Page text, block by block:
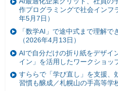
作プログラミングで社会インフ
年5月7日）
「数学AI」で途中式まで理解
（2026年4月13日）
AIで自分だけの折り紙をデザイ
イン」を活用したワークショッ
すららで「学び直し」を支援、
習慣も醸成／札幌山の手高等学